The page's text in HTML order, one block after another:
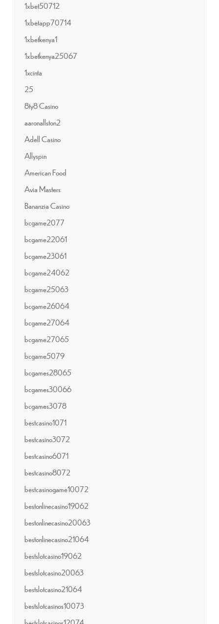
1xbet50712
1xbetapp70714
1xbetkenya1
1xbetkenya25067
1xcinta
25
8ty8 Casino
aaronallston2
Adell Casino
Allyspin
American Food
Avia Masters
Bananzia Casino
bcgame2077
bcgame22061
bcgame23061
bcgame24062
bcgame25063
bcgame26064
bcgame27064
bcgame27065
bcgame5079
bcgames28065
bcgames30066
bcgames3078
bestcasino1071
bestcasino3072
bestcasino6071
bestcasino8072
bestcasinogame10072
bestonlinecasino19062
bestonlinecasino20063
bestonlinecasino21064
bestslotcasino19062
bestslotcasino20063
bestslotcasino21064
bestslotcasinos10073